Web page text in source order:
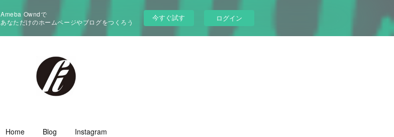
Ameba Owndで
あなただけのホームページやブログをつくろう
今すぐ試す ログイン
Home Blog Instagram